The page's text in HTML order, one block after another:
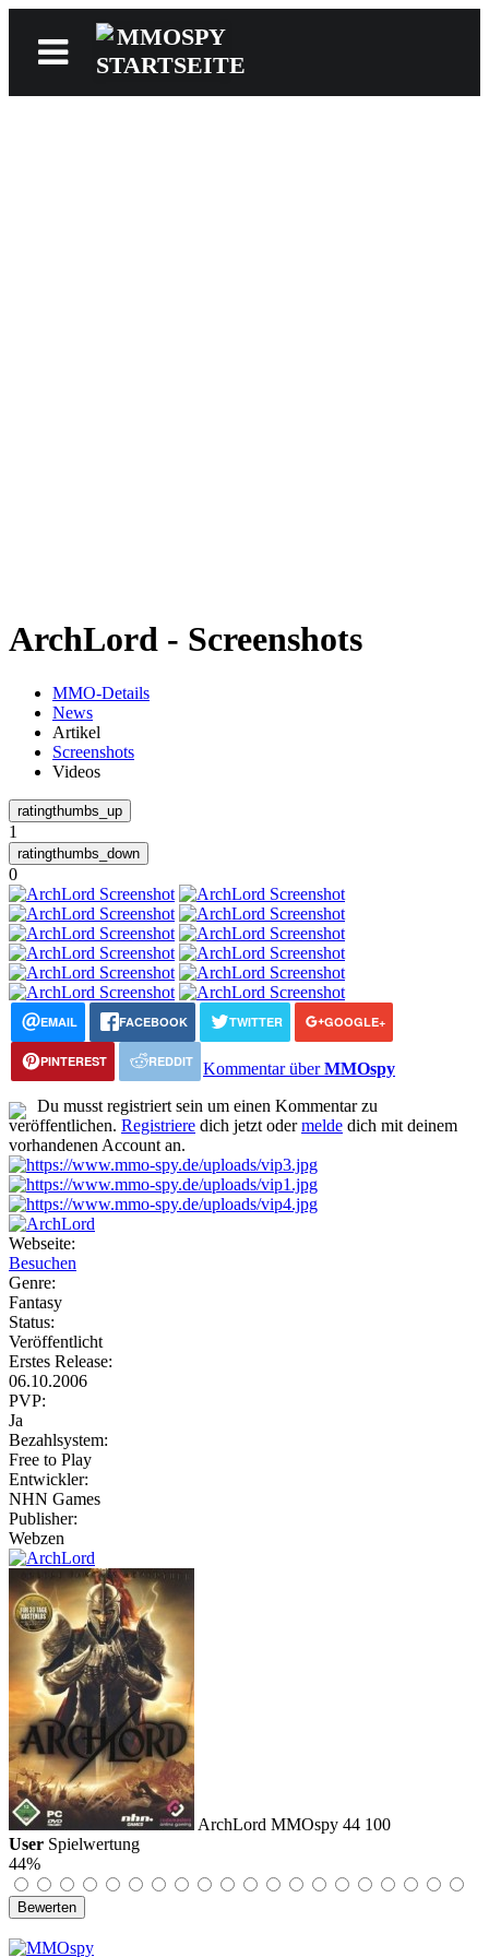
ArchLord - Screenshots
MMO-Details
News
Artikel
Screenshots
Videos
1
0
EMAIL FACEBOOK TWITTER GOOGLE+
PINTEREST REDDIT Kommentar überMMOspy
Du musst registriert sein um einen Kommentar zu
veröffentlichen. Registriere dich jetzt odermelde dich mit deinem
vorhandenen Account an.
Webseite:
Besuchen
Genre:
Fantasy
Status:
Veröffentlicht
Erstes Release:
06.10.2006
PVP:
Ja
Bezahlsystem:
Free to Play
Entwickler:
NHN Games
Publisher:
Webzen
ArchLord MMOspy 44 100
User Spielwertung
44%